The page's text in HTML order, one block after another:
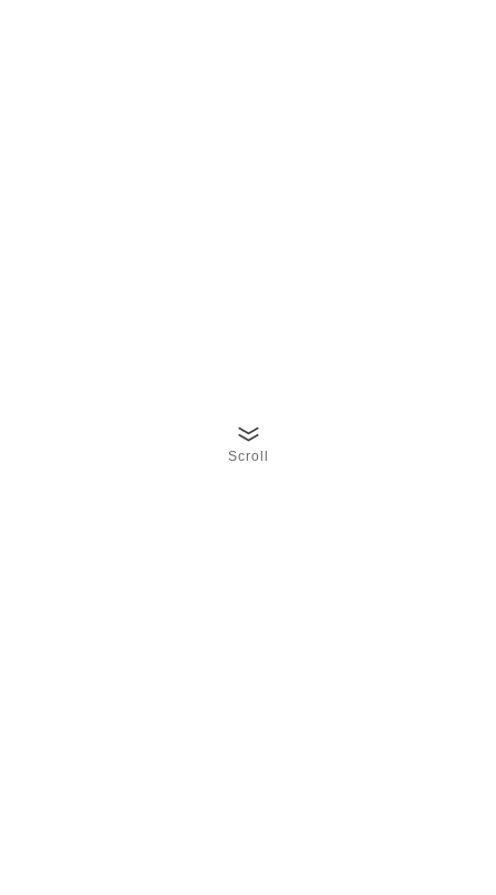
Scroll